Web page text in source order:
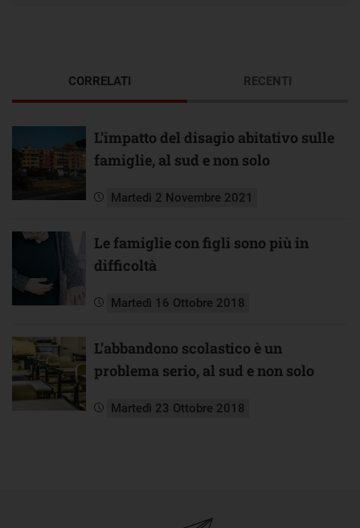
CORRELATI
L’impatto del disagio abitativo sulle
famiglie, al sud e non solo
Martedì 2 Novembre 2021
Le famiglie con figli sono più in
difficoltà
Martedì 16 Ottobre 2018
L’abbandono scolastico è un
problema serio, al sud e non solo
Martedì 23 Ottobre 2018
RECENTI